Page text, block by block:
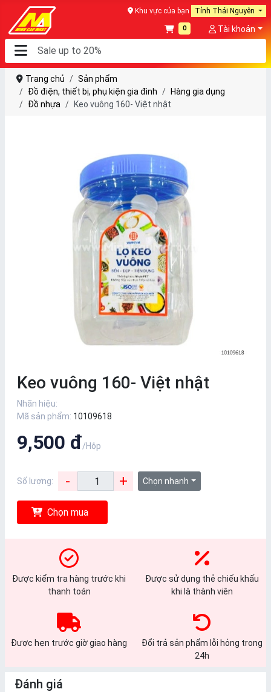
Khu vực của bạn Tỉnh Thái Nguyên
0 Tài khoản
Trang chủ
Sản phẩm
Đồ điện, thiết bị, phụ kiện gia đình
Hàng gia dụng
Đồ nhựa
Keo vuông 160- Việt nhật
Keo vuông 160- Việt nhật
Nhãn hiệu:
Mã sản phẩm: 10109618
9,500 đ/Hộp
Số lượng: - + Chọn nhanh
Chọn mua
Được kiểm tra hàng trước khi
thanh toán
Được sử dụng thẻ chiếu khấu
khi là thành viên
Được hẹn trước giờ giao hàng
Đổi trả sản phẩm lỗi hỏng trong
24h
Đánh giá